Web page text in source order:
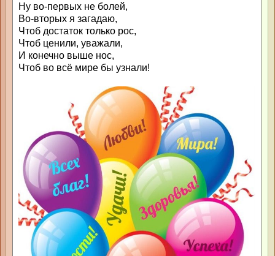
Ну во-первых не болей,
Во-вторых я загадаю,
Чтоб достаток только рос,
Чтоб ценили, уважали,
И конечно выше нос,
Чтоб во всё мире бы узнали!